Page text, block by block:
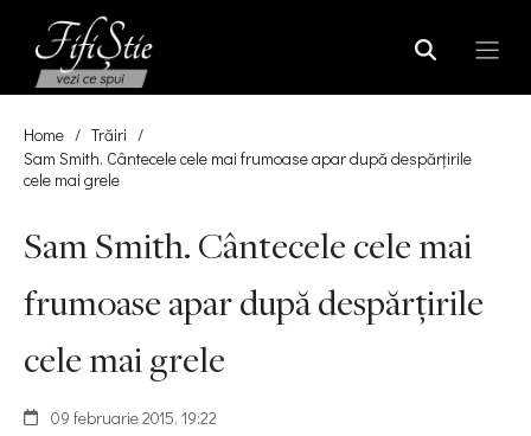
Home / Trăiri /
Sam Smith. Cântecele cele mai frumoase apar după despărţirile
cele mai grele
Sam Smith. Cântecele cele mai
frumoase apar după despărţirile
cele mai grele
09 februarie 2015, 19:22